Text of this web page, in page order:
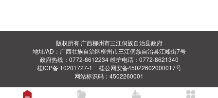
版权所有 广西柳州市三江侗族自治县政府
地址/AD：广西壮族自治区柳州市三江侗族自治县江峰街7号
政府热线：0772-8612234 维护电话：0772-8621340
桂ICP备 10201727-1
桂公网安备45022602000017号
网站标识码：4502260001